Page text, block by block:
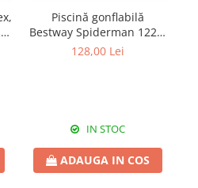
Piscină gonflabilă
Bestway Spiderman 122 x
30 cm
128,00 Lei
IN STOC
ADAUGA IN COS